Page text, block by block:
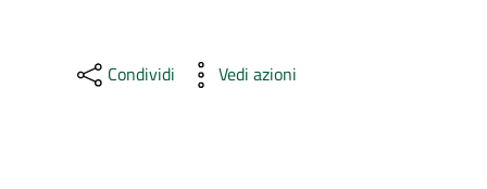
Condividi Vedi azioni